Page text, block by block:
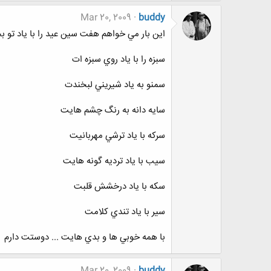
buddy
Mar 20, 2009
اين بار مي خواهم هفت سين عيد را با ياد تو
سبزه را با ياد روي سبزه ات
سمنو به ياد شيريني لبخندت
سايه دانه به رنگ چشم هايت
سرکه با ياد ترشي مهربانيت
سيب با ياد ترديه گونه هايت
سکه با ياد درخشش قلبت
سير با ياد تندي کلامت
با همه خوبي ها و بدي هايت ... دوستت دارم